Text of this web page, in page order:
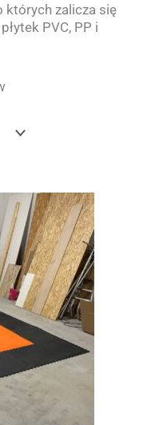
których zalicza się
PVC, PP i